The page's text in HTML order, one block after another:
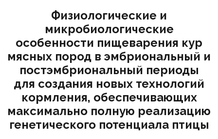
Физиологические и
микробиологические
особенности пищеварения кур
мясных пород в эмбриональный и
постэмбриональный периоды
для создания новых технологий
кормления, обеспечивающих
максимально полную реализацию
генетического потенциала птицы